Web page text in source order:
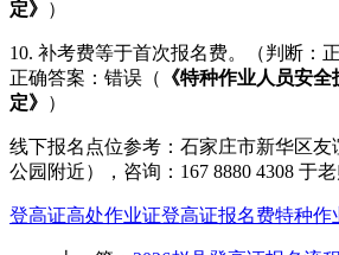
定》 ）
10. 补考费等于首次报名费。（判断：正
正确答案：错误（
《特种作业人员安
定》 ）
线下报名点位参考：石家庄市新华区友
公园附近），咨询：167 8880 4308 于
登高证高处作业证登高证报名费特种作